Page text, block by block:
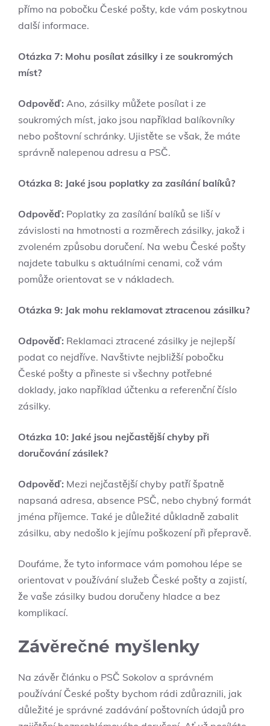
přímo na pobočku České pošty, kde vám poskytnou
další informace.
Otázka 7: Mohu posílat zásilky i ze soukromých
míst?
Odpověď: Ano, zásilky můžete posílat i ze
soukromých míst, jako jsou například balíkovníky
nebo poštovní schránky. Ujistěte se však, že máte
správně nalepenou adresu a PSČ.
Otázka 8: Jaké jsou poplatky za zasílání balíků?
Odpověď: Poplatky za zasílání balíků se liší v
závislosti na hmotnosti a rozměrech zásilky, jakož i
zvoleném způsobu doručení. Na webu České pošty
najdete tabulku s aktuálními cenami, což vám
pomůže orientovat se v nákladech.
Otázka 9: Jak mohu reklamovat ztracenou zásilku?
Odpověď: Reklamaci ztracené zásilky je nejlepší
podat co nejdříve. Navštivte nejbližší pobočku
České pošty a přineste si všechny potřebné
doklady, jako například účtenku a referenční číslo
zásilky.
Otázka 10: Jaké jsou nejčastější chyby při
doručování zásilek?
Odpověď: Mezi nejčastější chyby patří špatně
napsaná adresa, absence PSČ, nebo chybný formát
jména příjemce. Také je důležité důkladně zabalit
zásilku, aby nedošlo k jejímu poškození při přepravě.
Doufáme, že tyto informace vám pomohou lépe se
orientovat v používání služeb České pošty a zajistí,
že vaše zásilky budou doručeny hladce a bez
komplikací.
Závěrečné myšlenky
Na závěr článku o PSČ Sokolov a správném
používání České pošty bychom rádi zdůraznili, jak
důležité je správné zadávání poštovních údajů pro